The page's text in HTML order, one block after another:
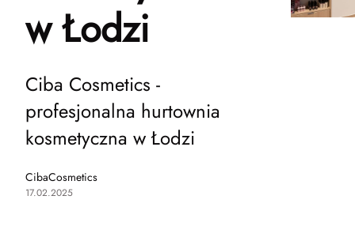
w Łodzi
Ciba Cosmetics -
profesjonalna hurtownia
kosmetyczna w Łodzi
CibaCosmetics
17.02.2025